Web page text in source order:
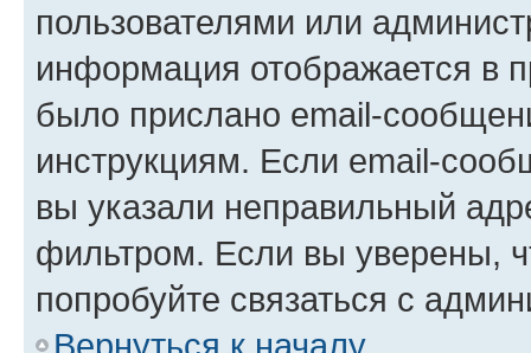
пользователями или
информация отображается в
было прислано email-
инструкциям. Если email-
вы указали неправильный
фильтром. Если вы уверены,
попробуйте связаться с
Вернуться к началу